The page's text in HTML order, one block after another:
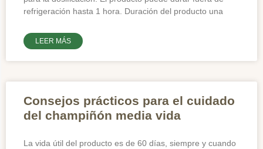
refrigeración hasta 1 hora. Duración del producto una
LEER MÁS
Consejos prácticos para el cuidado
del champiñón media vida
La vida útil del producto es de 60 días, siempre y cuando